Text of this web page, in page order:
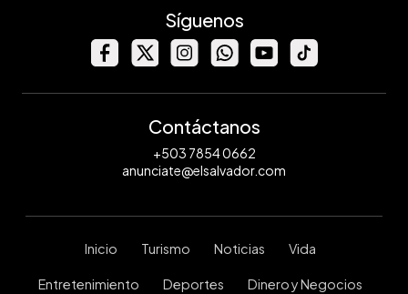
Síguenos
Contáctanos
+503 7854 0662
anunciate@elsalvador.com
Inicio Turismo Noticias Vida
Entretenimiento Deportes Dinero y Negocios